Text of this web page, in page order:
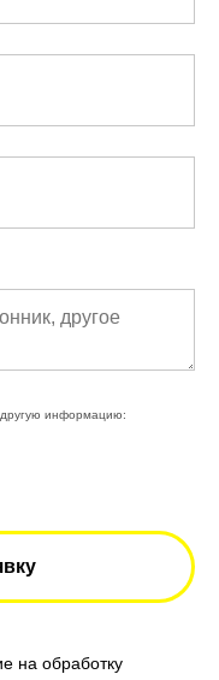
информацию:
на обработку